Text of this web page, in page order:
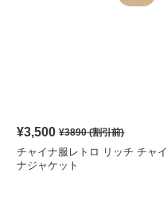
¥3,500 ¥3890(割引前)
チャイナ服レトロ リッチ チャイ
ナジャケット